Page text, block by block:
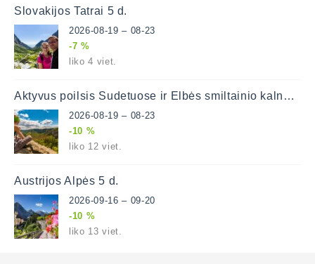
Slovakijos Tatrai 5 d.
2026-08-19 – 08-23
-7 %
liko 4 viet.
Aktyvus poilsis Sudetuose ir Elbės smiltainio kalnuose
2026-08-19 – 08-23
-10 %
liko 12 viet.
Austrijos Alpės 5 d.
2026-09-16 – 09-20
-10 %
liko 13 viet.